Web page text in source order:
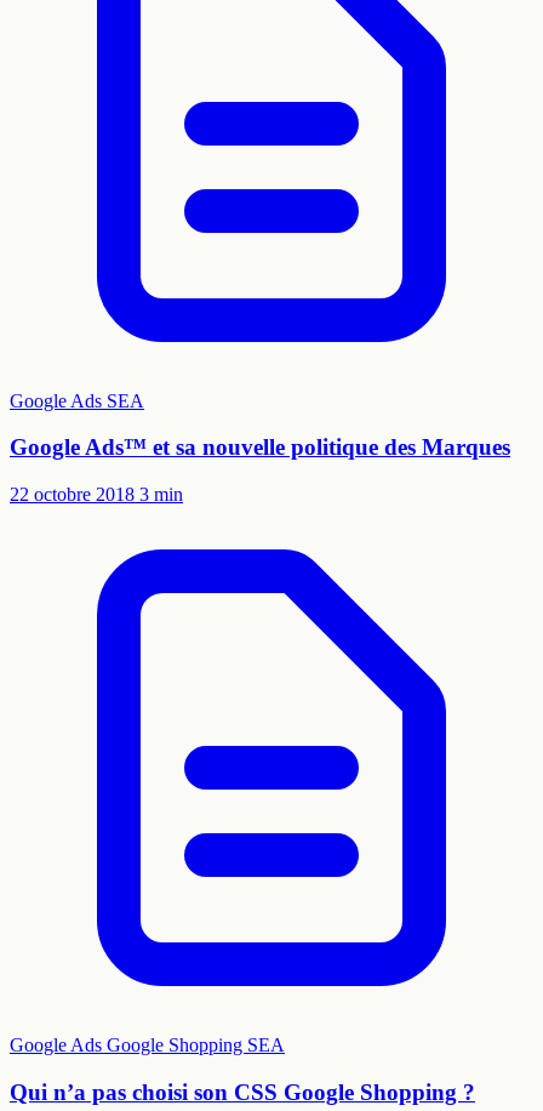
Google Ads SEA
Google Ads™ et sa nouvelle politique des Marques
22 octobre 2018 3 min
Google Ads Google Shopping SEA
Qui n’a pas choisi son CSS Google Shopping ?